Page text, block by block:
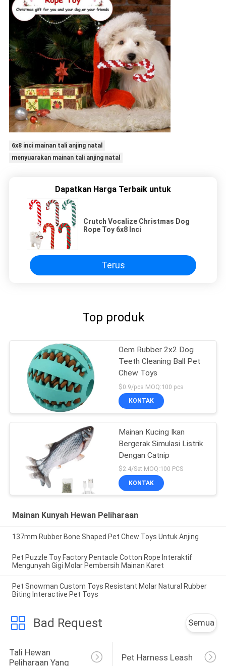
6x8 inci mainan tali anjing natal
menyuarakan mainan tali anjing natal
Dapatkan Harga Terbaik untuk
Crutch Vocalize Christmas Dog
Rope Toy 6x8 Inci
Terus
Top produk
Oem Rubber 2x2 Dog
Teeth Cleaning Ball Pet
Chew Toys
$0.9/pcs MOQ:100 pcs
KONTAK
Mainan Kucing Ikan
Bergerak Simulasi Listrik
Dengan Catnip
$2.4/Set MOQ:100 PCS
KONTAK
Mainan Kunyah Hewan Peliharaan
137mm Rubber Bone Shaped Pet Chew Toys Untuk Anjing
Pet Puzzle Toy Factory Pentacle Cotton Rope Interaktif
Mengunyah Gigi Molar Pembersih Mainan Karet
Pet Snowman Custom Toys Resistant Molar Natural Rubber
Biting Interactive Pet Toys
Bad Request Semua
Tali Hewan
Peliharaan Yang
Pet Harness Leash